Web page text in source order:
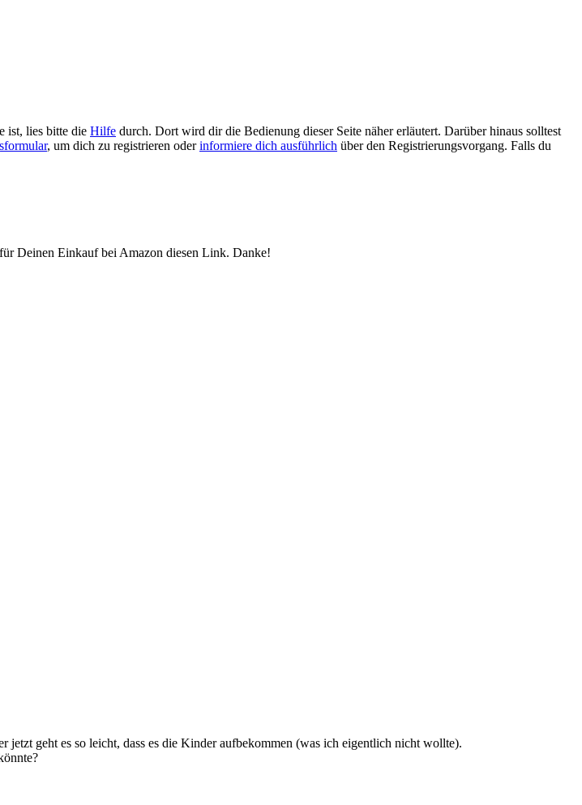
ist, lies bitte die Hilfe durch. Dort wird dir die Bedienung dieser Seite näher erläutert. Darüber hinaus solltest
, um dich zu registrieren oderinformiere dich ausführlich über den Registrierungsvorgang. Falls du
Deinen Einkauf bei Amazon diesen Link. Danke!
geht es so leicht, dass es die Kinder aufbekommen (was ich eigentlich nicht wollte).